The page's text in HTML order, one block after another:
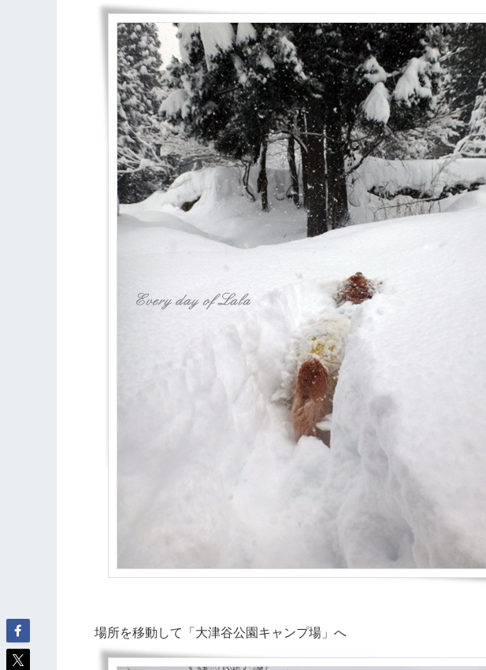
場所を移動して「大津谷公園キャンプ場」へ